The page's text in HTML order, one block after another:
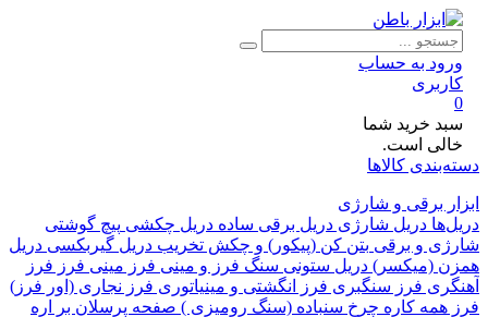
به حساب
خرید شما
است.
کالاها
برقی و شارژی
دریل شارژیدریل برقی ساده دریل چکشیپیچ گوشتی
و برقی بتن کن (پیکور) و چکش تخریبدریل گیربکسیدریل
(میکسر)دریل ستونیسنگ فرز و مینی فرز مینی فرز فرز
فرز سنگبریفرز انگشتی و مینیاتوریفرز نجاری (اور فرز)
کاره چرخ سنباده (سنگ رومیزی )صفحه پرسلان براره